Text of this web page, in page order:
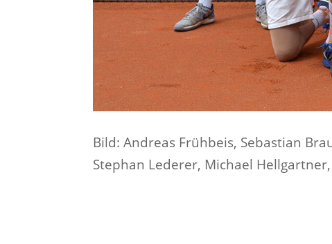
Bild: Andreas Frühbeis, Sebastian
Stephan Lederer, Michael